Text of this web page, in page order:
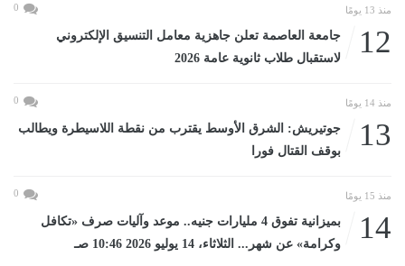
منذ 13 يومًا 0
12
جامعة العاصمة تعلن جاهزية معامل التنسيق الإلكتروني
لاستقبال طلاب ثانوية عامة 2026
منذ 14 يومًا 0
13
جوتيريش: الشرق الأوسط يقترب من نقطة اللاسيطرة ويطالب
بوقف القتال فورا
منذ 15 يومًا 0
14
بميزانية تفوق 4 مليارات جنيه.. موعد وآليات صرف «تكافل
وكرامة» عن شهر... الثلاثاء، 14 يوليو 2026 10:46 صـ